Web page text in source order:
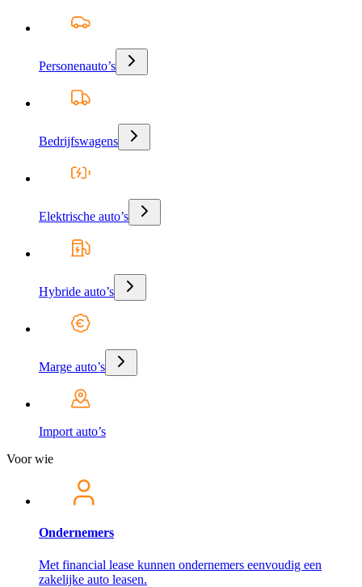
Personenauto’s
Bedrijfswagens
Elektrische auto’s
Hybride auto’s
Marge auto’s
Import auto’s
Voor wie
Ondernemers
Met financial lease kunnen ondernemers eenvoudig een
zakelijke auto leasen.